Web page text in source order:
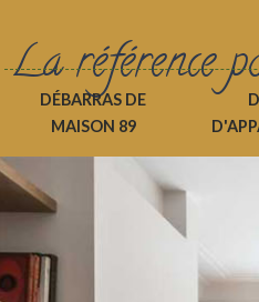
La référence
DÉBARRAS DE
MAISON 89